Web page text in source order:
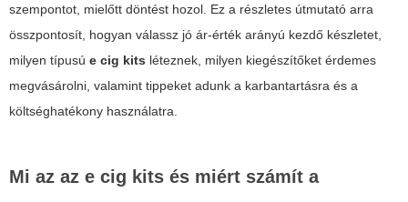
szempontot, mielőtt döntést hozol. Ez a részletes útmutató arra
összpontosít, hogyan válassz jó ár-érték arányú kezdő készletet,
milyen típusú e cig kits léteznek, milyen kiegészítőket érdemes
megvásárolni, valamint tippeket adunk a karbantartásra és a
költséghatékony használatra.
Mi az az e cig kits és miért számít a